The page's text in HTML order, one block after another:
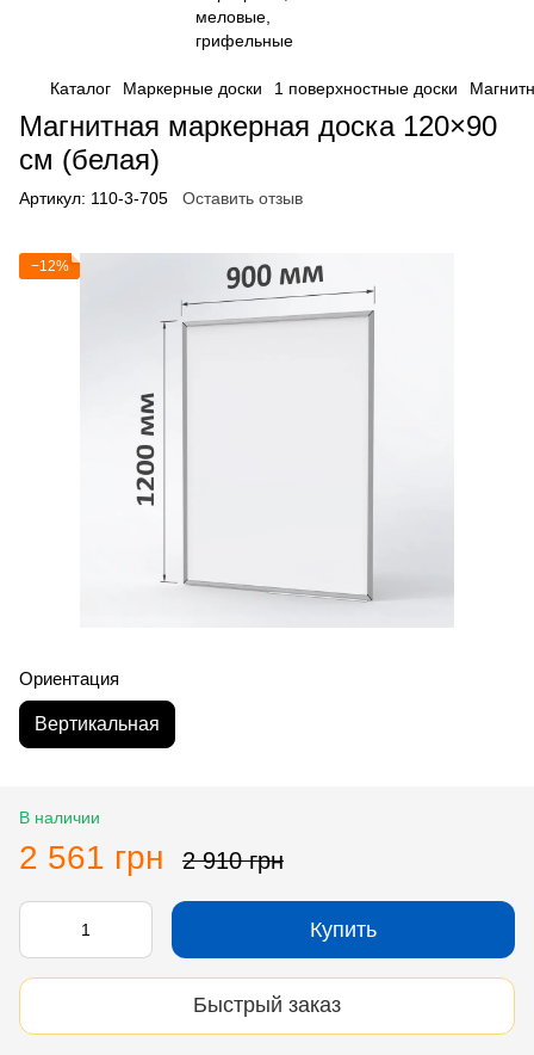
Каталог Маркерные доски 1 поверхностные доски
Магнитная маркерная доска 120×90
см (белая)
Артикул: 110-3-705 Оставить отзыв
−12%
Ориентация
Вертикальная
В наличии
2 561 грн 2 910 грн
Купить
Быстрый заказ